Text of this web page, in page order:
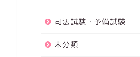
司法試験・予備試験
未分類